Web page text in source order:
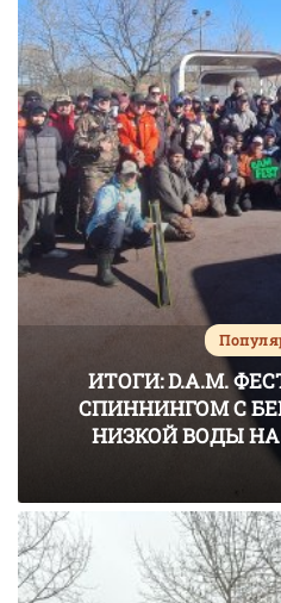
ИТОГИ: D.A.M.
СПИННИНГОМ С
НИЗКОЙ ВОДЫ